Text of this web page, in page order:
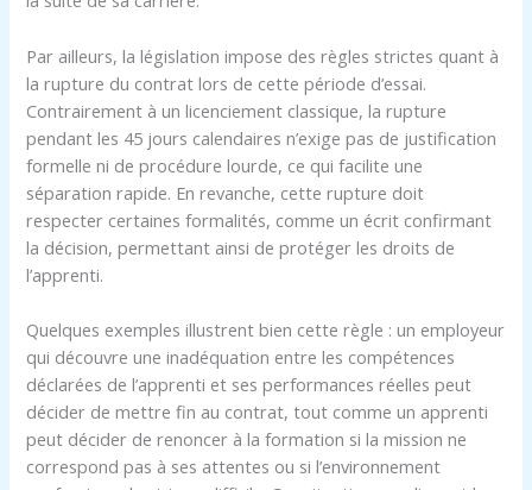
Par ailleurs, la législation impose des règles strictes quant à
la rupture du contrat lors de cette période d’essai.
Contrairement à un licenciement classique, la rupture
pendant les 45 jours calendaires n’exige pas de justification
formelle ni de procédure lourde, ce qui facilite une
séparation rapide. En revanche, cette rupture doit
respecter certaines formalités, comme un écrit confirmant
la décision, permettant ainsi de protéger les droits de
l’apprenti.
Quelques exemples illustrent bien cette règle : un employeur
qui découvre une inadéquation entre les compétences
déclarées de l’apprenti et ses performances réelles peut
décider de mettre fin au contrat, tout comme un apprenti
peut décider de renoncer à la formation si la mission ne
correspond pas à ses attentes ou si l’environnement